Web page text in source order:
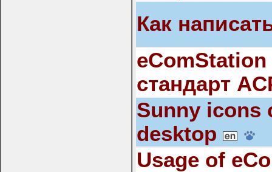
Как
стандарт
Sunny icons
desktop
Usage of